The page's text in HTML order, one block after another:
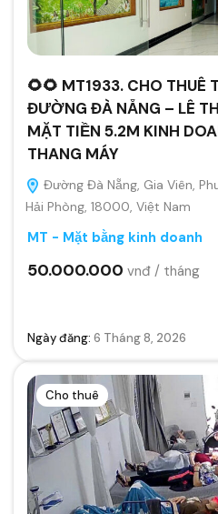
🌻🌻 MT1933. CHO THUÊ
ĐƯỜNG ĐÀ NẴNG – LÊ
MẶT TIỀN 5.2M KINH
THANG MÁY
Đường Đà Nẵng, Gia Viên,
Hải Phòng, 18000, Việt Nam
MT - Mặt bằng kinh doanh
50.000.000 vnđ / tháng
Ngày đăng: 6 Tháng 8, 2026
Cho thuê